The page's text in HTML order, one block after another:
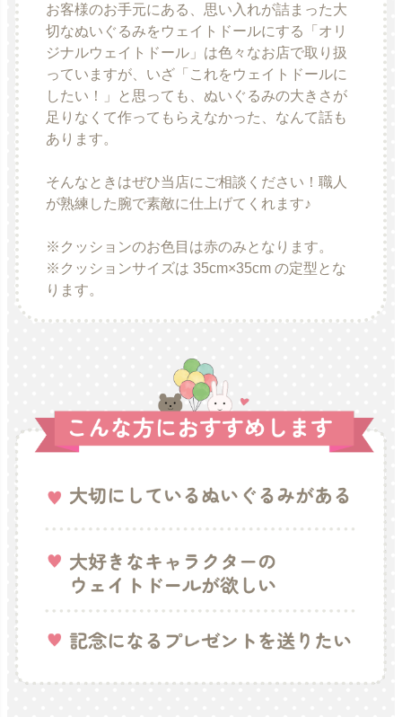
お客様のお手元にある、思い入れが詰まった大
切なぬいぐるみをウェイトドールにする「オリ
ジナルウェイトドール」は色々なお店で取り扱
っていますが、いざ「これをウェイトドールに
したい！」と思っても、ぬいぐるみの大きさが
足りなくて作ってもらえなかった、なんて話も
あります。
そんなときはぜひ当店にご相談ください！職人
が熟練した腕で素敵に仕上げてくれます♪
※クッションのお色目は赤のみとなります。
※クッションサイズは 35cm×35cm の定型とな
ります。